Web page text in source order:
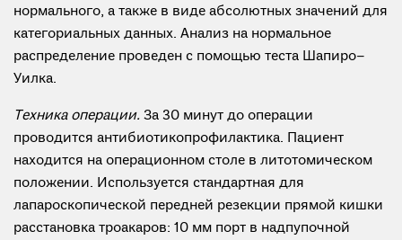
нормального, а также в виде абсолютных значений для
категориальных данных. Анализ на нормальное
распределение проведен с помощью теста Шапиро–
Уилка.
Техника операции. За 30 минут до операции
проводится антибиотикопрофилактика. Пациент
находится на операционном столе в литотомическом
положении. Используется стандартная для
лапароскопической передней резекции прямой кишки
расстановка троакаров: 10 мм порт в надпупочной